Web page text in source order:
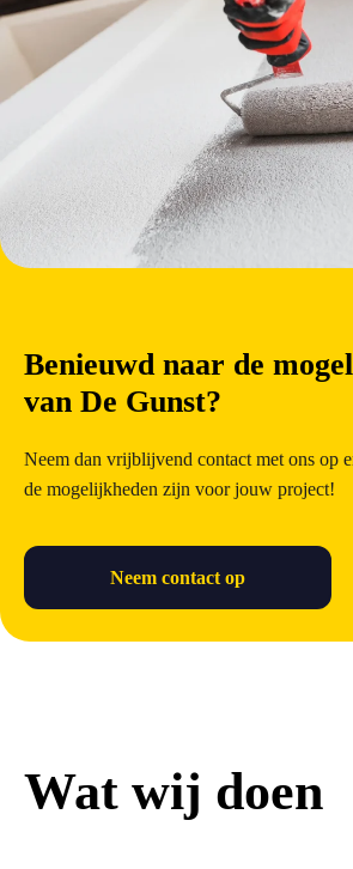
Benieuwd naar de
van De Gunst?
Neem dan vrijblijvend contact met ons op
de mogelijkheden zijn voor jouw project!
Neem contact op
Wat wij doen